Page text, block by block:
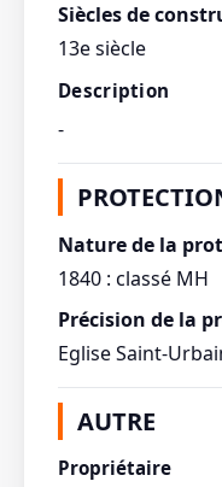
Siècles de
13e siècle
Description
-
Nature de la
1840 : classé MH
Précision de la
Eglise Saint-
AUTRE
Propriétaire